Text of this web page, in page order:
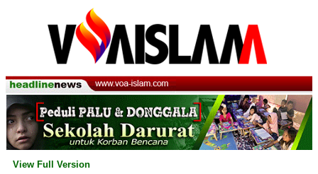
View Full Version